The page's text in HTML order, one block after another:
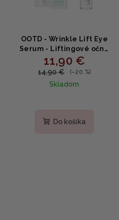
OOTD - Wrinkle Lift Eye
Serum - Liftingové očné
sérum proti vráskam s
niacínamidom,
ceramidom a vitamínom
C 30g
11,90 €
14,90 € (–20 %)
Skladom
Do košíka